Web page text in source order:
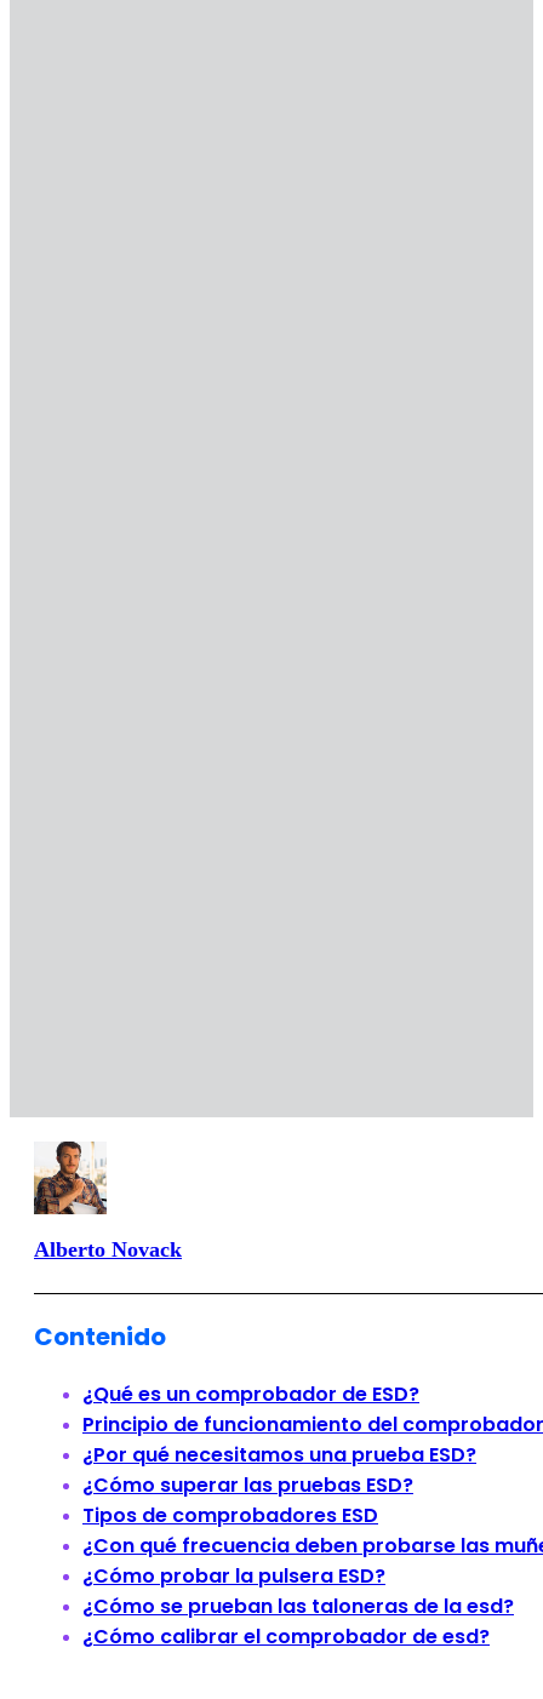
Alberto Novack
Contenido
¿Qué es un comprobador de ESD?
Principio de funcionamiento del comprobador
¿Por qué necesitamos una prueba ESD?
¿Cómo superar las pruebas ESD?
Tipos de comprobadores ESD
¿Con qué frecuencia deben probarse las
¿Cómo probar la pulsera ESD?
¿Cómo se prueban las taloneras de la esd?
¿Cómo calibrar el comprobador de esd?